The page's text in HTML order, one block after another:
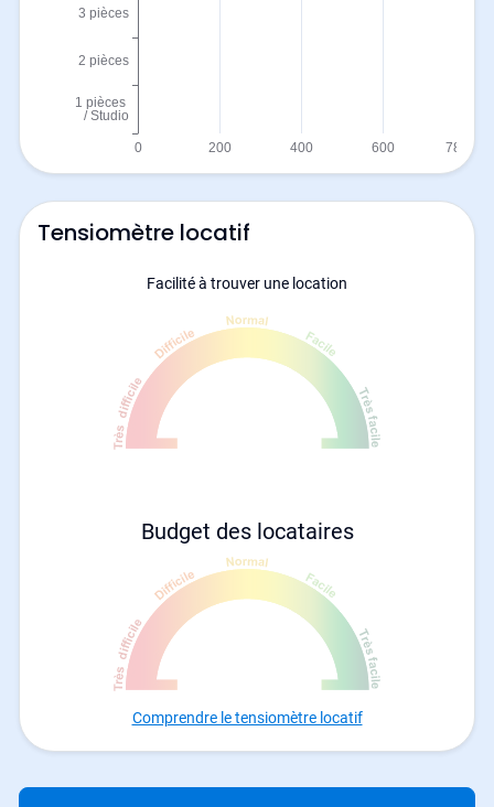
Tensiomètre locatif
Facilité à trouver une location
Budget des locataires
Comprendre le tensiomètre locatif